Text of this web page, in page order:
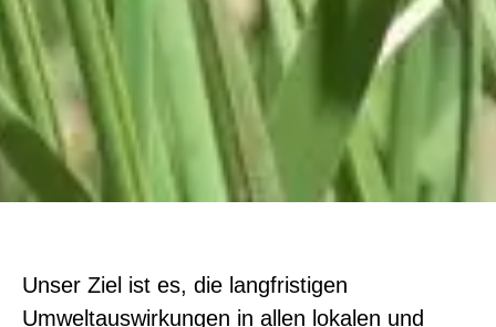
Unser Ziel ist es, die langfristigen
Umweltauswirkungen in allen lokalen und